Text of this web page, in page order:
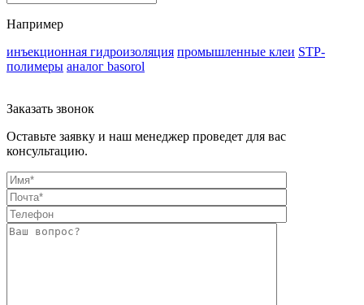
Например
инъекционная гидроизоляция промышленные клеи STP-
полимеры аналог basorol
Заказать звонок
Оставьте заявку и наш менеджер проведет для вас
консультацию.